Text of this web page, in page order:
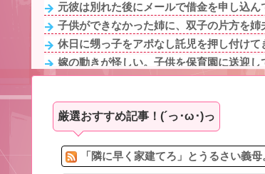
元彼は別れた後にメールで借金を申し込
子供ができなかった姉に、双子の片方を
休日に甥っ子をアポなし託児を押し付け
嫁の動きが怪しい。子供を保育園に送迎
彼の母親と初めて食事した時に彼母が「私
義兄の子供が高校受験と大学受験。義兄「
【相談】伯母「私ちゃんが家事をするの
映画デートの予定をドタキャンされて、
厳選おすすめ記事！(´っ･ω･)っ
「隣に早く家建てろ」とうるさい義